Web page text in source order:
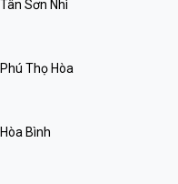
Sơn Nhì
Thọ Hòa
Bình